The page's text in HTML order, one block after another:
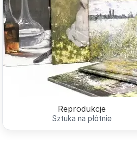
Reprodukcje
Sztuka na płótnie